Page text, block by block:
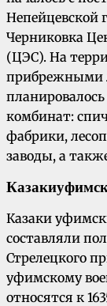
Непейцевской
Черниковка
(ЦЭС). На
прибрежными
комбинат:
фабрики,
заводы, а
Казаки
Казаки
составляли
Стрелецкого
уфимскому
относятся к